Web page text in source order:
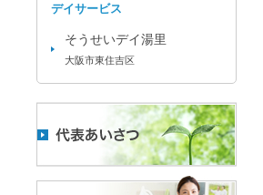
デイサービス
そうせいデイ湯里
大阪市東住吉区